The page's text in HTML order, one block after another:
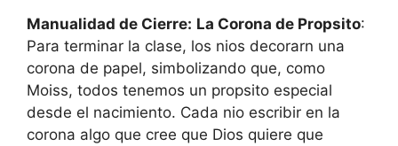
Manualidad de Cierre: La Corona de Propsito:
Para terminar la clase, los nios decorarn una
corona de papel, simbolizando que, como
Moiss, todos tenemos un propsito especial
desde el nacimiento. Cada nio escribir en la
corona algo que cree que Dios quiere que